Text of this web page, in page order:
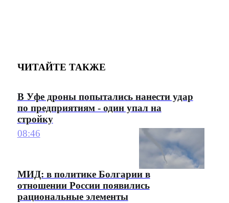
ЧИТАЙТЕ ТАКЖЕ
В Уфе дроны попытались нанести удар
по предприятиям - один упал на
стройку
08:46
МИД: в политике Болгарии в
отношении России появились
рациональные элементы